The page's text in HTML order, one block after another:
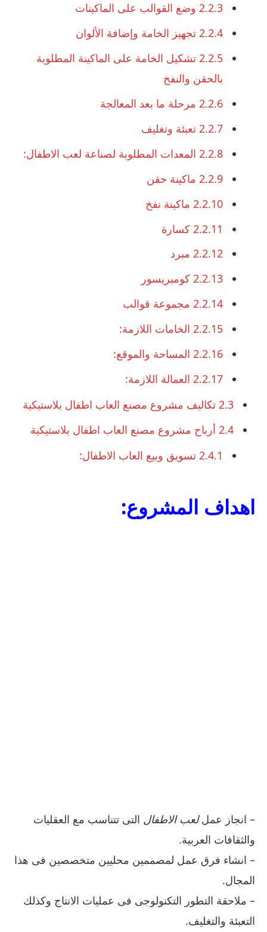
2.2.3 وضع القوالب على الماكينات
2.2.4 تجهيز الخامة وإضافة الألوان
2.2.5 تشكيل الخامة على الماكينة المطلوبة
بالحقن والنفخ
2.2.6 مرحلة ما بعد المعالجة
2.2.7 تعبئة وتغليف
2.2.8 المعدات المطلوبة لصناعة لعب الاطفال:
2.2.9 ماكينة حقن
2.2.10 ماكينة نفخ
2.2.11 كسارة
2.2.12 مبرد
2.2.13 كومبريسور
2.2.14 مجموعة قوالب
2.2.15 الخامات اللازمة:
2.2.16 المساحة والموقع:
2.2.17 العمالة اللازمة:
2.3 تكاليف مشروع مصنع العاب اطفال بلاستيكية
2.4 أرباح مشروع مصنع العاب اطفال بلاستيكية
2.4.1 تسويق وبيع العاب الاطفال:
اهداف المشروع:
– انجاز عمللعب الاطفال التى تتناسب مع العقليات
والثقافات العربية.
– انشاء فرق عمل لمصممين محليين متخصصين فى هذا
المجال.
– ملاحقة التطور التكنولوجى فى عمليات الانتاج وكذلك
التعبئة والتغليف.